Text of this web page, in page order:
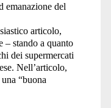
emanazione del
articolo,
– stando a quanto
dei supermercati
Nell’articolo,
“buona